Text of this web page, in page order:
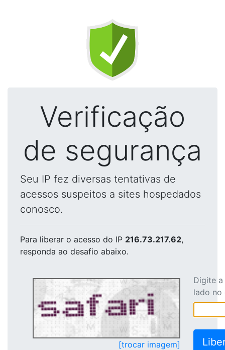
Verificação
de segurança
Seu IP fez diversas tentativas de
acessos suspeitos a sites hospedados
conosco.
Para liberar o acesso do IP 216.73.217.62,
responda ao desafio abaixo.
[trocar imagem]
Digite
lado no